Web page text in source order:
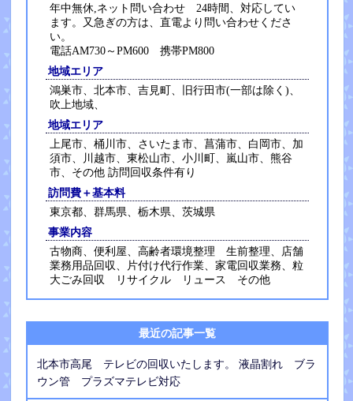
年中無休,ネット問い合わせ 24時間、対応してい
ます。又急ぎの方は、直電より問い合わせくださ
い。
電話AM730～PM600 携帯PM800
地域エリア
鴻巣市、北本市、吉見町、旧行田市(一部は除く)、
吹上地域、
地域エリア
上尾市、桶川市、さいたま市、菖蒲市、白岡市、加
須市、川越市、東松山市、小川町、嵐山市、熊谷
市、その他 訪問回収条件有り
訪問費＋基本料
東京都、群馬県、栃木県、茨城県
事業内容
古物商、便利屋、高齢者環境整理 生前整理、店舗
業務用品回収、片付け代行作業、家電回収業務、粒
大ごみ回収 リサイクル リュース その他
最近の記事一覧
北本市高尾 テレビの回収いたします。 液晶割れ ブラ
ウン管 プラズマテレビ対応